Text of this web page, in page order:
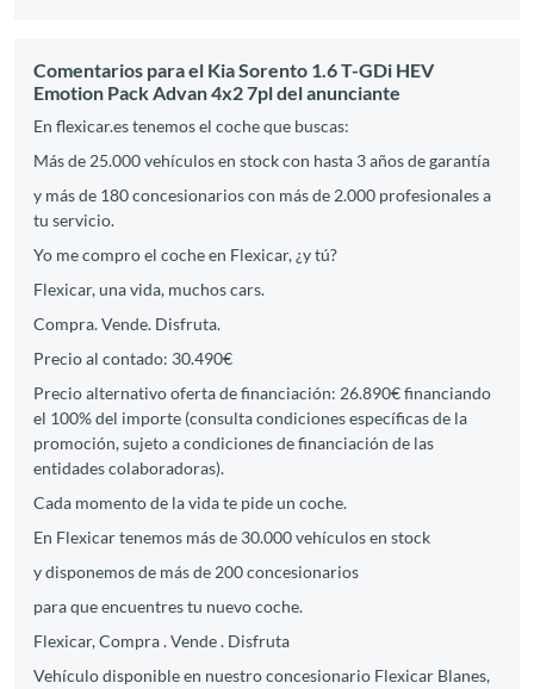
Comentarios para el Kia Sorento 1.6 T-GDi HEV
Emotion Pack Advan 4x2 7pl del anunciante
En flexicar.es tenemos el coche que buscas:
Más de 25.000 vehículos en stock con hasta 3 años de garantía
y más de 180 concesionarios con más de 2.000 profesionales a
tu servicio.
Yo me compro el coche en Flexicar, ¿y tú?
Flexicar, una vida, muchos cars.
Compra. Vende. Disfruta.
Precio al contado: 30.490€
Precio alternativo oferta de financiación: 26.890€ financiando
el 100% del importe (consulta condiciones específicas de la
promoción, sujeto a condiciones de financiación de las
entidades colaboradoras).
Cada momento de la vida te pide un coche.
En Flexicar tenemos más de 30.000 vehículos en stock
y disponemos de más de 200 concesionarios
para que encuentres tu nuevo coche.
Flexicar, Compra . Vende . Disfruta
Vehículo disponible en nuestro concesionario Flexicar Blanes,